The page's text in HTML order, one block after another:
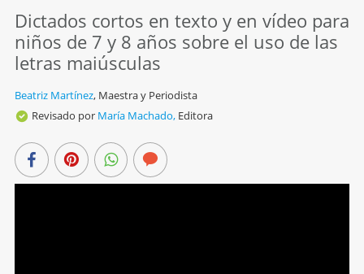
Dictados cortos en texto y en vídeo para
niños de 7 y 8 años sobre el uso de las
letras maiúsculas
Beatriz Martínez, Maestra y Periodista
Revisado por María Machado, Editora